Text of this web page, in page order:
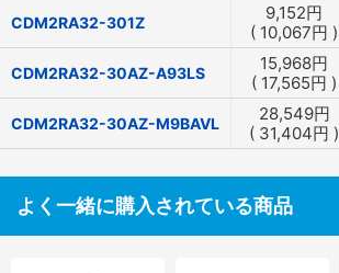
CDM2RA32-301Z 9,152円
( 10,067円 )
CDM2RA32-30AZ-A93LS 15,968円
( 17,565円 )
CDM2RA32-30AZ-M9BAVL 28,549円
( 31,404円 )
よく一緒に購入されている商品